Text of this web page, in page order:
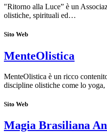
"Ritorno alla Luce” è un
olistiche, spirituali ed…
Sito Web
MenteOlistica
MenteOlistica è un ricco
discipline olistiche come lo
Sito Web
Magia Brasiliana